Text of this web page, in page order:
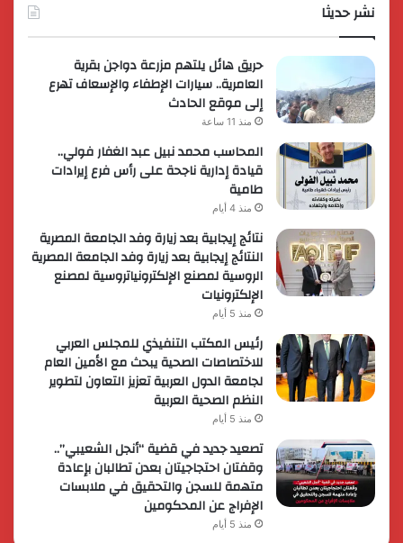
عالمي
نشر حديثا
حريق هائل يلتهم مزرعة دواجن بقرية
العامرية.. سيارات الإطفاء والإسعاف تهرع
إلى موقع الحادث
منذ 11 ساعة
المحاسب محمد نبيل عبد الغفار فولي..
قيادة إدارية ناجحة على رأس فرع إيرادات
طامية
منذ 4 أيام
نتائج إيجابية بعد زيارة وفد الجامعة المصرية
النتائج إيجابية بعد زيارة وفد الجامعة المصرية
الروسية لمصنع الإلكترونياتروسية لمصنع
الإلكترونيات
منذ 5 أيام
رئيس المكتب التنفيذي للمجلس العربي
للاختصاصات الصحية يبحث مع الأمين العام
لجامعة الدول العربية تعزيز التعاون لتطوير
النظم الصحية العربية
منذ 5 أيام
تصعيد جديد في قضية “أنجل الشعيبي”..
وقفتان احتجاجيتان بعدن تطالبان بإعادة
متهمة للسجن والتحقيق في ملابسات
الإفراج عن المحكومين
منذ 5 أيام